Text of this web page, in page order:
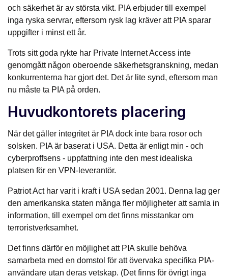
och säkerhet är av största vikt. PIA erbjuder till exempel
inga ryska servrar, eftersom rysk lag kräver att PIA sparar
uppgifter i minst ett år.
Trots sitt goda rykte har Private Internet Access inte
genomgått någon oberoende säkerhetsgranskning, medan
konkurrenterna har gjort det. Det är lite synd, eftersom man
nu måste ta PIA på orden.
Huvudkontorets placering
När det gäller integritet är PIA dock inte bara rosor och
solsken. PIA är baserat i USA. Detta är enligt min - och
cyberproffsens - uppfattning inte den mest idealiska
platsen för en VPN-leverantör.
Patriot Act har varit i kraft i USA sedan 2001. Denna lag ger
den amerikanska staten många fler möjligheter att samla in
information, till exempel om det finns misstankar om
terroristverksamhet.
Det finns därför en möjlighet att PIA skulle behöva
samarbeta med en domstol för att övervaka specifika PIA-
användare utan deras vetskap. (Det finns för övrigt inga